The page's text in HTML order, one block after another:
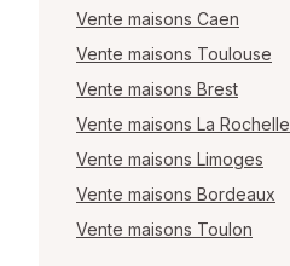
Vente maisons Caen
Vente maisons Toulouse
Vente maisons Brest
Vente maisons La Rochelle
Vente maisons Limoges
Vente maisons Bordeaux
Vente maisons Toulon